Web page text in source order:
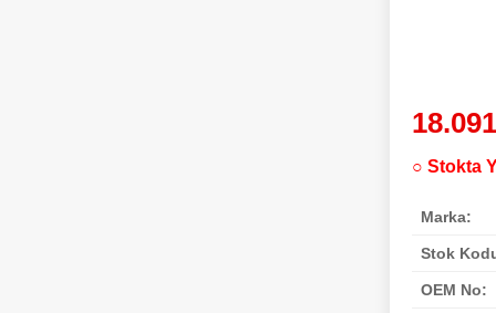
○ Stokta
Marka:
Stok
OEM No: